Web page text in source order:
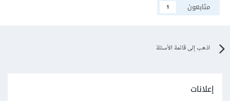
متابعون
1
اذهب إلى قائمة الأسئلة
إعلانات